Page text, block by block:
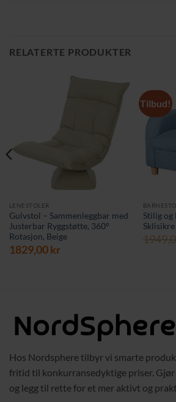
RELATERTE PRODUKTER
LENESTOLER
Gulvstol – Sammenleggbar med
Justerbar Ryggstøtte, 360°
Rotasjon, Beige
1829,00kr
Tilbud!
Stilig og
Hos Nordsphere tilbyr vi smarte
fritid til konkurransedyktige priser.
og legg til rette for et mer aktivt og